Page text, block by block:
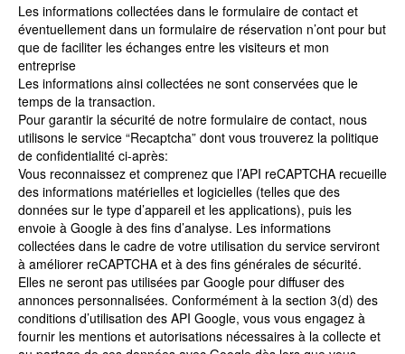
Les informations collectées dans le formulaire de contact et
éventuellement dans un formulaire de réservation n’ont pour but
que de faciliter les échanges entre les visiteurs et mon
entreprise
Les informations ainsi collectées ne sont conservées que le
temps de la transaction.
Pour garantir la sécurité de notre formulaire de contact, nous
utilisons le service “Recaptcha” dont vous trouverez la politique
de confidentialité ci-après:
Vous reconnaissez et comprenez que l’API reCAPTCHA recueille
des informations matérielles et logicielles (telles que des
données sur le type d’appareil et les applications), puis les
envoie à Google à des fins d’analyse. Les informations
collectées dans le cadre de votre utilisation du service serviront
à améliorer reCAPTCHA et à des fins générales de sécurité.
Elles ne seront pas utilisées par Google pour diffuser des
annonces personnalisées. Conformément à la section 3(d) des
conditions d’utilisation des API Google, vous vous engagez à
fournir les mentions et autorisations nécessaires à la collecte et